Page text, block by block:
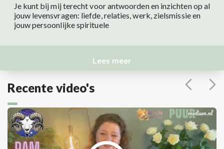
Je kunt bij mij terecht voor antwoorden en inzichten op al
jouw levensvragen: liefde, relaties, werk, zielsmissie en
jouw persoonlijke spirituele
Lees meer
Recente video's